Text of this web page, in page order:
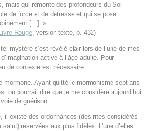
mais qui remonte des profondeurs du Soi
de force et de détresse et qui se pose
[…]. »
Rouge, version texte, p. 432)
mystère s’est révélé clair lors de l’une de mes
active à l’âge adulte. Pour
de contexte est nécessaire.
mormone. Ayant quitté le mormonisme sept ans
on pourrait dire que je me considère aujourd’hui
de guérison.
il existe des ordonnances (des rites considérés
réservées aux plus fidèles. L’une d’elles